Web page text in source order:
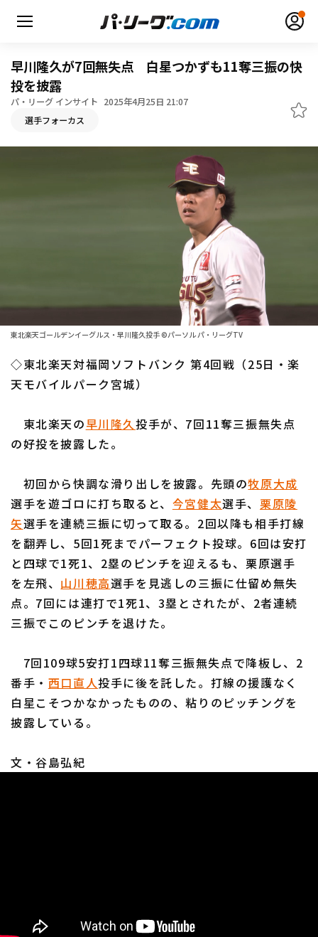
ファーム東地区
ファーム西地区
選手名鑑トップ
北海道日本ハムファイターズ
東北楽天ゴールデンイーグルス
埼玉西武ライオンズ
オリックス・バファローズ
福岡ソフトバンクホークス
ニュース
設定
利用規約
運営会社（別ウィンドウで開く）
早川隆久が7回無失点 白星つかずも11奪三振の快
投を披露
パ・リーグ インサイト 2025年4月25日 21:07
選手フォーカス
東北楽天ゴールデンイーグルス・早川隆久投手 ©パーソル パ・リーグTV
◇東北楽天対福岡ソフトバンク 第4回戦（25日・楽
天モバイルパーク宮城）
東北楽天の早川隆久投手が、7回11奪三振無失点
の好投を披露した。
初回から快調な滑り出しを披露。先頭の牧原大成
選手を遊ゴロに打ち取ると、 今宮健太選手、栗原陵
矢選手を連続三振に切って取る。2回以降も相手打線
を翻弄し、5回1死までパーフェクト投球。6回は安打
と四球で1死1、2塁のピンチを迎えるも、栗原選手
を左飛、 山川穂高選手を見逃しの三振に仕留め無失
点。7回には連打で1死1、3塁とされたが、2者連続
三振でこのピンチを退けた。
7回109球5安打1四球11奪三振無失点で降板し、2
番手・ 西口直人投手に後を託した。打線の援護なく
白星こそつかなかったものの、粘りのピッチングを
披露している。
文・谷島弘紀